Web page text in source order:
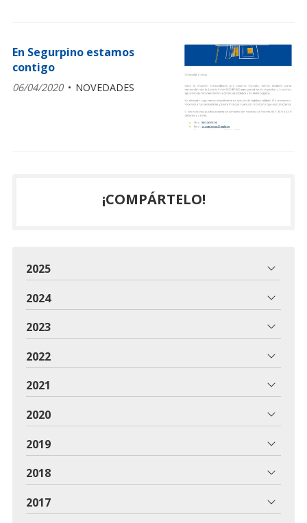
En Segurpino estamos
contigo
06/04/2020 NOVEDADES
¡COMPÁRTELO!
2025
2024
2023
2022
2021
2020
2019
2018
2017